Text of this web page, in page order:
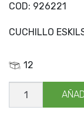
COD: 926221
CUCHILLO
12
CUCHILLO
ESKILS
301